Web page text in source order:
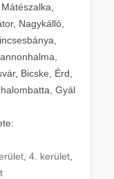
Nagykálló,
Bicske, Érd,
Gyál
4. kerület